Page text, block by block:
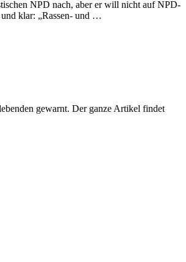
NPD nach, aber er will nicht auf NPD-
klar: „Rassen- und …
gewarnt. Der ganze Artikel findet